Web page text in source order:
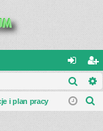
al
og
ar
ej
i plan pracy